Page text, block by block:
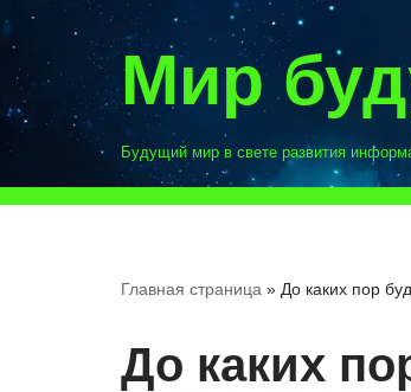
Перейти
к
содержимому
Мир
Будущий мир в свете развития
Главная страница » До каких пор
До каких